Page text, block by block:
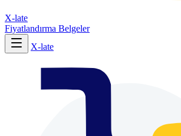
X-late
Fiyatlandırma Belgeler
X-late